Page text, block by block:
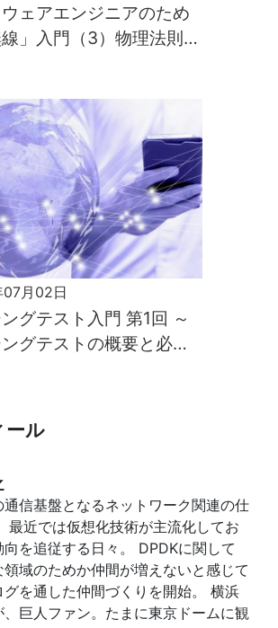
ェアエンジニアのため
」入門（3）物理法則が
月02日
グテスト入門 第1回 ～
グテストの概要と必要
ール
信基盤となるネットワーク関連の仕
最近では仮想化技術が主流化してお
向を追従する日々。 DPDKに関して
領域のためか仲間が増えないと感じて
グを通した仲間づくりを開始。 横浜
巨人ファン。たまに東京ドームに観